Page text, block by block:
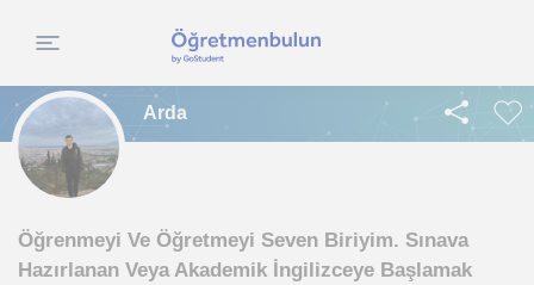
Arda
Öğrenmeyi Ve Öğretmeyi Seven Biriyim. Sınava
Hazırlanan Veya Akademik İngilizceye Başlamak